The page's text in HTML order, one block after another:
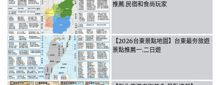
推薦.民宿和食尚玩家
【2026台東景點地圖】台東最夯旅遊
景點推薦一.二日遊